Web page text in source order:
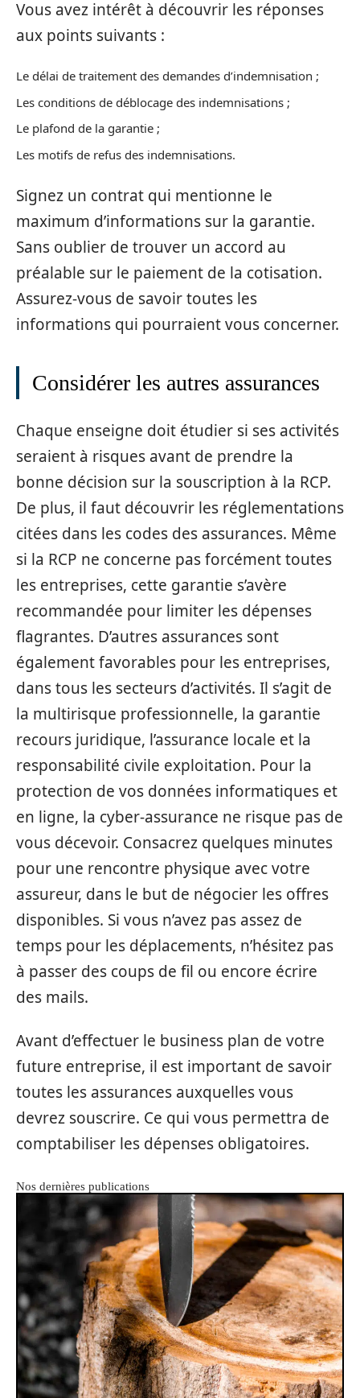
Vous avez intérêt à découvrir les réponses
aux points suivants :
Le délai de traitement des demandes d’indemnisation ;
Les conditions de déblocage des indemnisations ;
Le plafond de la garantie ;
Les motifs de refus des indemnisations.
Signez un contrat qui mentionne le
maximum d’informations sur la garantie.
Sans oublier de trouver un accord au
préalable sur le paiement de la cotisation.
Assurez-vous de savoir toutes les
informations qui pourraient vous concerner.
Considérer les autres assurances
Chaque enseigne doit étudier si ses activités
seraient à risques avant de prendre la
bonne décision sur la souscription à la RCP.
De plus, il faut découvrir les réglementations
citées dans les codes des assurances. Même
si la RCP ne concerne pas forcément toutes
les entreprises, cette garantie s’avère
recommandée pour limiter les dépenses
flagrantes. D’autres assurances sont
également favorables pour les entreprises,
dans tous les secteurs d’activités. Il s’agit de
la multirisque professionnelle, la garantie
recours juridique, l’assurance locale et la
responsabilité civile exploitation. Pour la
protection de vos données informatiques et
en ligne, la cyber-assurance ne risque pas de
vous décevoir. Consacrez quelques minutes
pour une rencontre physique avec votre
assureur, dans le but de négocier les offres
disponibles. Si vous n’avez pas assez de
temps pour les déplacements, n’hésitez pas
à passer des coups de fil ou encore écrire
des mails.
Avant d’effectuer le business plan de votre
future entreprise, il est important de savoir
toutes les assurances auxquelles vous
devrez souscrire. Ce qui vous permettra de
comptabiliser les dépenses obligatoires.
Nos dernières publications